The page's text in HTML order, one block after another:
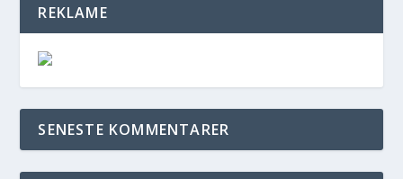
REKLAME
SENESTE KOMMENTARER